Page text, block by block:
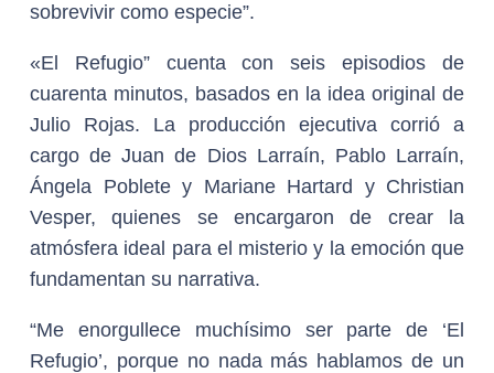
sobrevivir como especie”.
«El Refugio” cuenta con seis episodios de
cuarenta minutos, basados en la idea original de
Julio Rojas. La producción ejecutiva corrió a
cargo de Juan de Dios Larraín, Pablo Larraín,
Ángela Poblete y Mariane Hartard y Christian
Vesper, quienes se encargaron de crear la
atmósfera ideal para el misterio y la emoción que
fundamentan su narrativa.
“Me enorgullece muchísimo ser parte de ‘El
Refugio’, porque no nada más hablamos de un